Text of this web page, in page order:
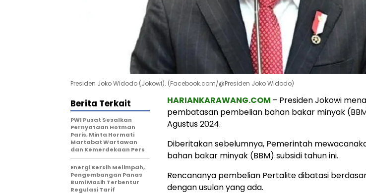
Presiden Joko Widodo (Jokowi). (Facebook.com/@Presiden Joko Widodo)
HARIANKARAWANG.COM – Presiden Jokowi
pembatasan pembelian bahan bakar minyak
Agustus 2024.
Diberitakan sebelumnya, Pemerintah
bahan bakar minyak (BBM) subsidi tahun ini.
Rencananya pembelian Pertalite dibatasi
dengan usulan yang ada.
Berita Terkait
PWI Pusat Sesalkan
Pernyataan Hotman
Paris, Minta Hormati
Martabat Wartawan
dan Kemerdekaan Pers
Energi Bersih Melimpah,
Pengembangan Panas
Bumi Masih Terbentur
Regulasi Tarif